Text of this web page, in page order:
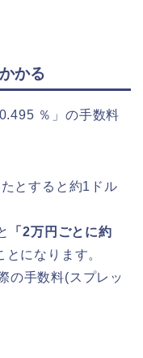
かる
％」の手数料
とすると約1ドル
「2万円ごとに約
とになります。
の手数料(スプレッ